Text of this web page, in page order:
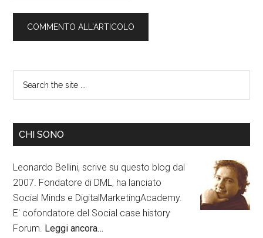
CHI SONO
Leonardo Bellini, scrive su questo blog dal
2007. Fondatore di DML, ha lanciato
Social Minds e DigitalMarketingAcademy.
E' cofondatore del Social case history
Forum. Leggi ancora…